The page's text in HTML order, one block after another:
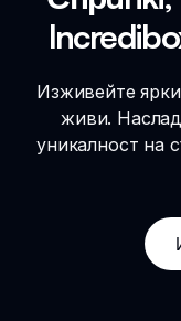
Изживейте
живи.
уникалност на